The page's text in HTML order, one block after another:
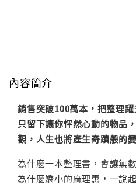
內容簡介
銷售突破100萬本，把整理
只留下讓你怦然心動的物品
觀，人生也將產生奇蹟般的
為什麼一本整理書，會讓無
為什麼嬌小的麻理惠，一說